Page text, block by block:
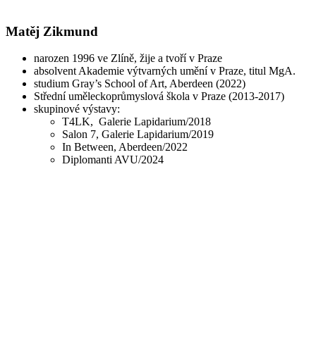
Matěj Zikmund
narozen 1996 ve Zlíně, žije a tvoří v Praze
absolvent Akademie výtvarných umění v Praze, titul MgA.
studium Gray’s School of Art, Aberdeen (2022)
Střední uměleckoprůmyslová škola v Praze (2013-2017)
skupinové výstavy:
T4LK, Galerie Lapidarium/2018
Salon 7, Galerie Lapidarium/2019
In Between, Aberdeen/2022
Diplomanti AVU/2024